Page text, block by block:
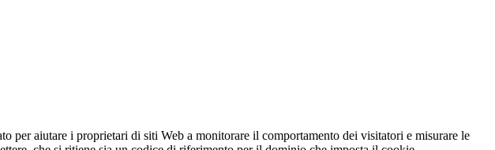
per aiutare i proprietari di siti Web a monitorare il comportamento dei visitatori e misurare le